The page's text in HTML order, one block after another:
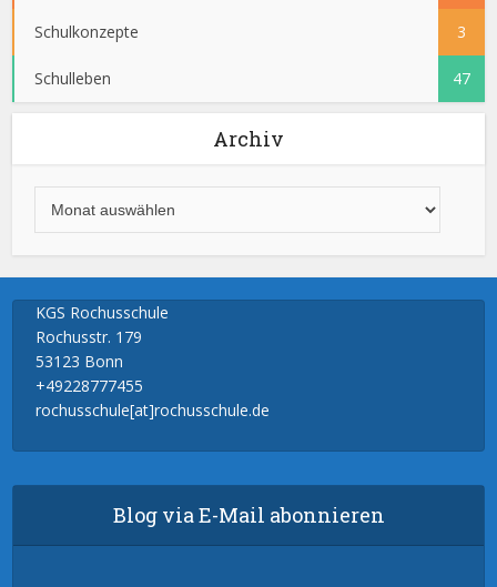
Schulkonzepte 3
Schulleben 47
Archiv
KGS Rochusschule
Rochusstr. 179
53123 Bonn
+49228777455
rochusschule[at]rochusschule.de
Blog via E-Mail abonnieren